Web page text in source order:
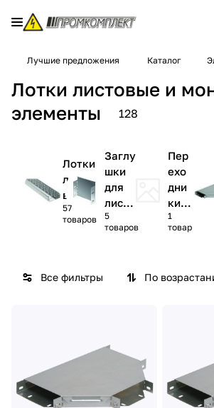
Лучшие предложения Каталог
Лотки листовые и
элементы
128
Лотки
листо
вые
57
товаров
Заглу
шки
для
листо
вого
лотка
5
товаров
Пер
ехо
дни
ки
для
лист
лот
1
товар
Все фильтры По